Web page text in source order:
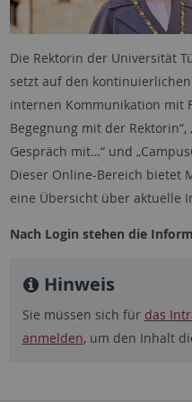
Die Rektorin der Universität
setzt auf den
internen Kommunikation mit
Begegnung mit der
Gespräch mit…“ und
Dieser Online-Bereich bietet
eine Übersicht über aktuelle
Nach Login stehen die
Hinweis
Sie müssen sich für das
anmelden, um den Inhalt